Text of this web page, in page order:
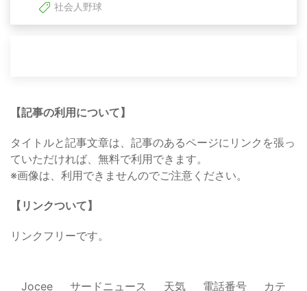
社会人野球
【記事の利用について】
タイトルと記事文章は、記事のあるページにリンクを張っ
ていただければ、無料で利用できます。
※画像は、利用できませんのでご注意ください。
【リンクついて】
リンクフリーです。
Jocee サードニュース 天気 電話番号 カテ